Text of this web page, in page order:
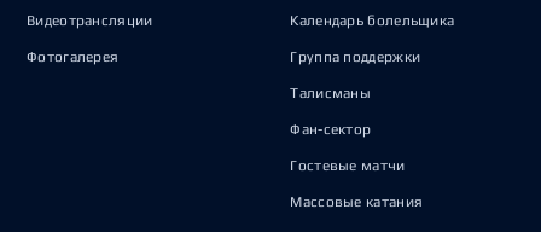
Видеотрансляции
Фотогалерея
Календарь болельщика
Группа поддержки
Талисманы
Фан-сектор
Гостевые матчи
Массовые катания